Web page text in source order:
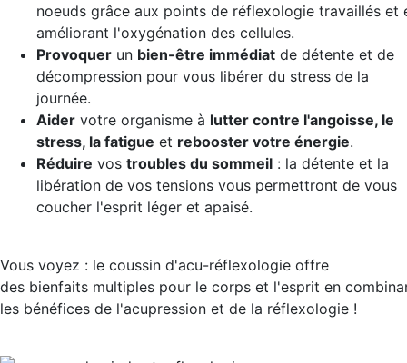
noeuds grâce aux points de réflexologie travaillés et
améliorant l'oxygénation des cellules.
Provoquer un bien-être immédiat de détente et de
décompression pour vous libérer du stress de la
journée.
Aider votre organisme à lutter contre l'angoisse, le
stress, la fatigue et rebooster votre énergie.
Réduire vos troubles du sommeil : la détente et la
libération de vos tensions vous permettront de vous
coucher l'esprit léger et apaisé.
Vous voyez : le coussin d'acu-réflexologie offre
des bienfaits multiples pour le corps et l'esprit en
les bénéfices de l'acupression et de la réflexologie !